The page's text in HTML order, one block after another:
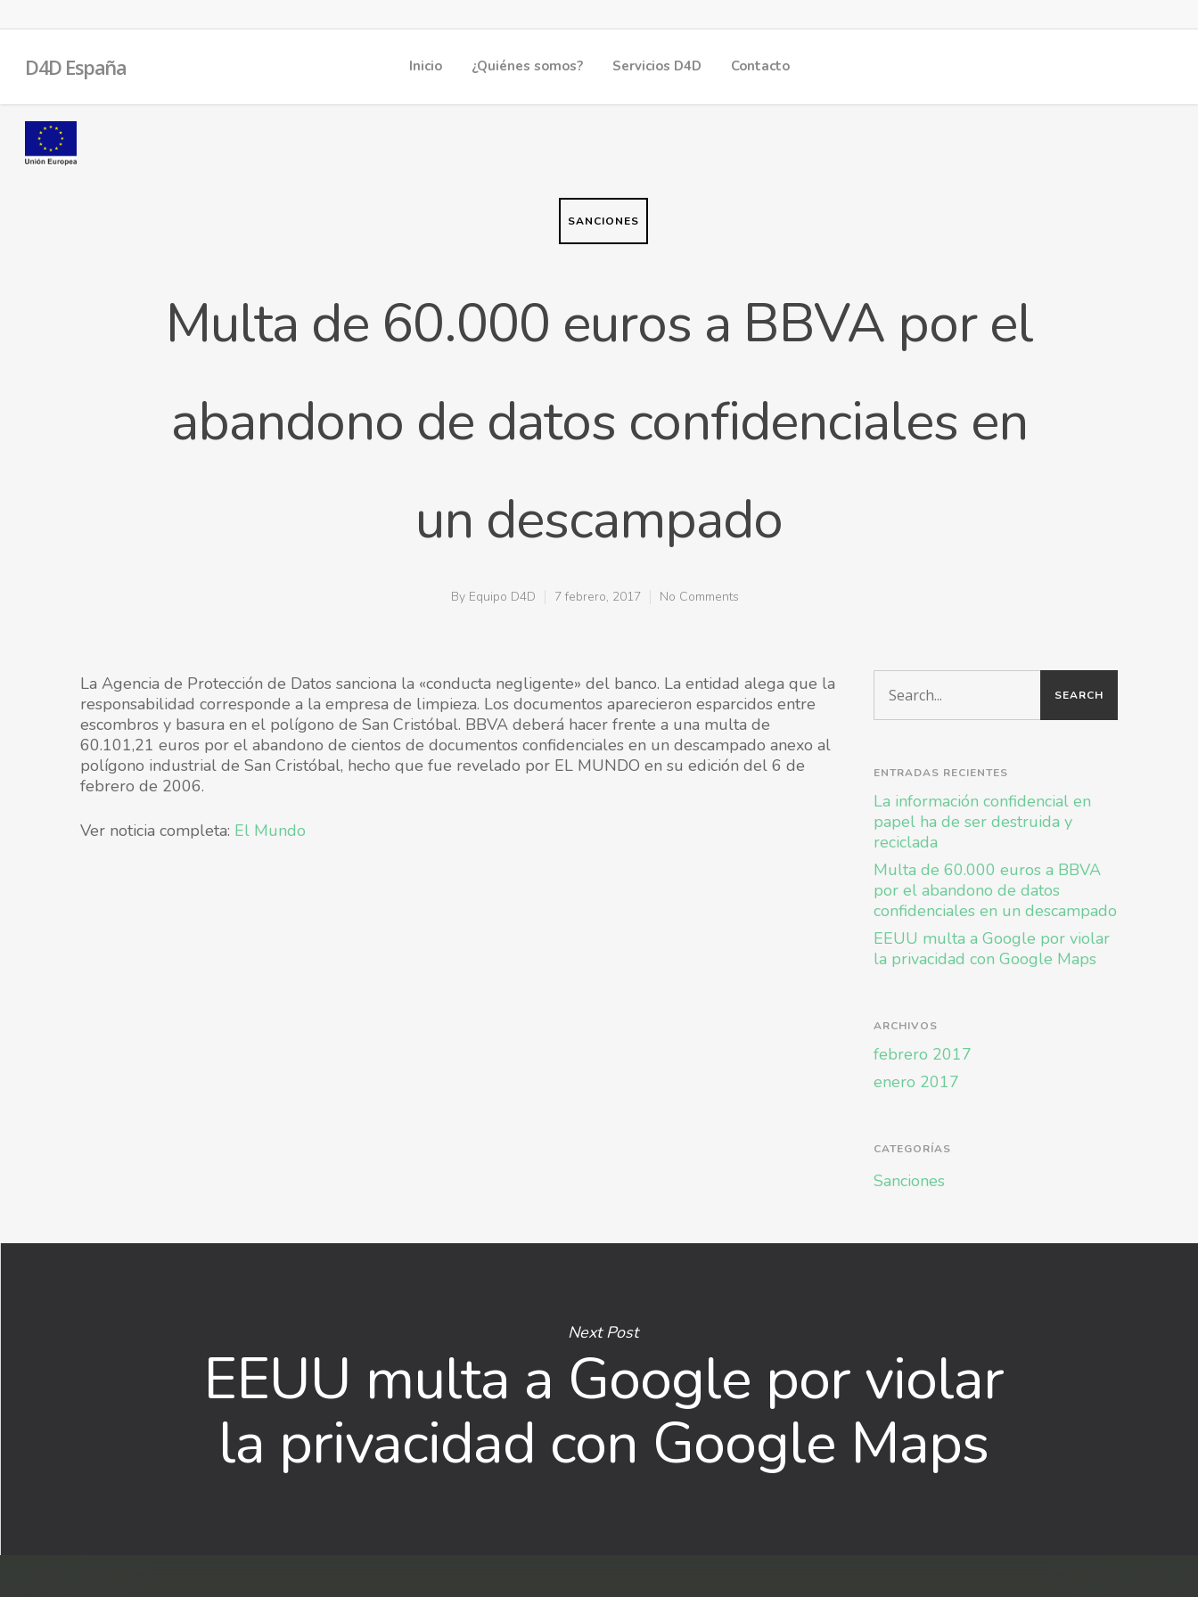
D4D España Inicio ¿Quiénes somos? Servicios D4D Contacto
SANCIONES
Multa de 60.000 euros a BBVA por el
abandono de datos confidenciales en
un descampado
By Equipo D4D 7 febrero, 2017 No Comments
La Agencia de Protección de Datos sanciona la «conducta negligente» del banco. La entidad alega que la
responsabilidad corresponde a la empresa de limpieza. Los documentos aparecieron esparcidos entre
escombros y basura en el polígono de San Cristóbal. BBVA deberá hacer frente a una multa de
60.101,21 euros por el abandono de cientos de documentos confidenciales en un descampado anexo al
polígono industrial de San Cristóbal, hecho que fue revelado por EL MUNDO en su edición del 6 de
febrero de 2006.
Ver noticia completa: El Mundo
ENTRADAS RECIENTES
La información confidencial en
papel ha de ser destruida y
reciclada
Multa de 60.000 euros a BBVA
por el abandono de datos
confidenciales en un descampado
EEUU multa a Google por violar
la privacidad con Google Maps
ARCHIVOS
febrero 2017
enero 2017
CATEGORÍAS
Sanciones
Next Post
EEUU multa a Google por violar
la privacidad con Google Maps